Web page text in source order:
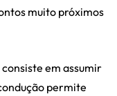
muito próximos
em assumir
permite